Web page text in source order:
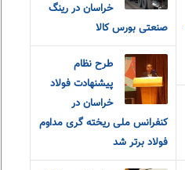
خراسان در رینگ
صنعتی بورس کالا
طرح نظام
پیشنهادت فولاد
خراسان در
کنفرانس ملی ریخته گری مداوم
فولاد برتر شد